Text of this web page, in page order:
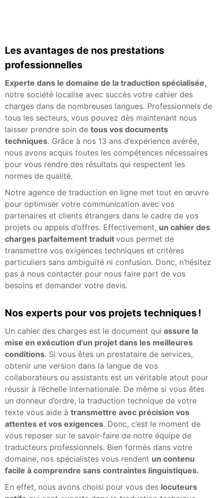
Les avantages de nos prestations
professionnelles
Experte dans le domaine de la traduction spécialisée,
notre société localise avec succès votre cahier des
charges dans de nombreuses langues. Professionnels de
tous les secteurs, vous pouvez dès maintenant nous
laisser prendre soin de tous vos documents
techniques. Grâce à nos 13 ans d’expérience avérée,
nous avons acquis toutes les compétences nécessaires
pour vous rendre des résultats qui respectent les
normes de qualité.
Notre agence de traduction en ligne met tout en œuvre
pour optimiser votre communication avec vos
partenaires et clients étrangers dans le cadre de vos
projets ou appels d’offres. Effectivement, un cahier des
charges parfaitement traduit vous permet de
transmettre vos exigences techniques et critères
particuliers sans ambiguïté ni confusion. Donc, n’hésitez
pas à nous contacter pour nous faire part de vos
besoins et demander votre devis.
Nos experts pour vos projets techniques !
Un cahier des charges est le document qui assure la
mise en exécution d’un projet dans les meilleures
conditions. Si vous êtes un prestataire de services,
obtenir une version dans la langue de vos
collaborateurs ou assistants est un véritable atout pour
réussir à l’échelle internationale. De même si vous êtes
un donneur d’ordre, la traduction technique de votre
texte vous aide à transmettre avec précision vos
attentes et vos exigences. Donc, c’est le moment de
vous reposer sur le savoir-faire de notre équipe de
traducteurs professionnels. Bien formés dans votre
domaine, nos spécialistes vous rendent un contenu
facile à comprendre sans contraintes linguistiques.
En effet, nous avons choisi pour vous des locuteurs